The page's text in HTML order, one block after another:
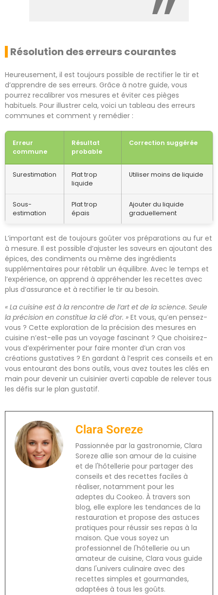
Résolution des erreurs courantes
Heureusement, il est toujours possible de rectifier le tir et
d’apprendre de ses erreurs. Grâce à notre guide, vous
pourrez recalibrer vos mesures et éviter ces pièges
habituels. Pour illustrer cela, voici un tableau des erreurs
communes et comment y remédier :
Erreur
commune
Résultat
probable
Correction suggérée
Surestimation
Plat trop
liquide
Utiliser moins de liquide
Sous-
estimation
Plat trop
épais
Ajouter du liquide
graduellement
L’important est de toujours goûter vos préparations au fur et
à mesure. Il est possible d’ajuster les saveurs en ajoutant des
épices, des condiments ou même des ingrédients
supplémentaires pour rétablir un équilibre. Avec le temps et
l’expérience, on apprend à appréhender les recettes avec
plus d’assurance et à rectifier le tir au besoin.
« La cuisine est à la rencontre de l’art et de la science. Seule
la précision en constitue la clé d’or. » Et vous, qu’en pensez-
vous ? Cette exploration de la précision des mesures en
cuisine n’est-elle pas un voyage fascinant ? Que choisirez-
vous d’expérimenter pour faire monter d’un cran vos
créations gustatives ? En gardant à l’esprit ces conseils et en
vous entourant des bons outils, vous avez toutes les clés en
main pour devenir un cuisinier averti capable de relever tous
les défis sur le plan gustatif.
Clara Soreze
Passionnée par la gastronomie, Clara
Soreze allie son amour de la cuisine
et de l'hôtellerie pour partager des
conseils et des recettes faciles à
réaliser, notamment pour les
adeptes du Cookeo. À travers son
blog, elle explore les tendances de la
restauration et propose des astuces
pratiques pour réussir ses repas à la
maison. Que vous soyez un
professionnel de l'hôtellerie ou un
amateur de cuisine, Clara vous guide
dans l'univers culinaire avec des
recettes simples et gourmandes,
adaptées à tous les goûts.